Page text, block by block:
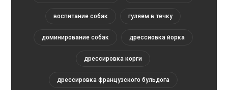
воспитание собак гуляем в течку
доминирование собак дрессиовка йорка
дрессировка корги
дрессировка французского бульдога